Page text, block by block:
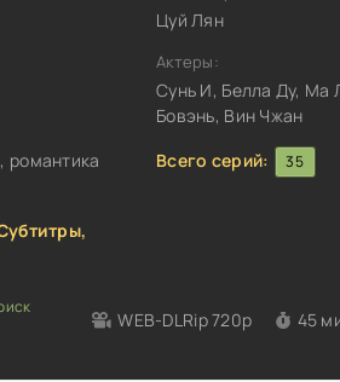
романтика
WEB-DLRip 720p 45
Цуй Лян
Актеры:
Сунь И, Белла Ду, Ма
Бовэнь, Вин Чжан
Всего серий:
35